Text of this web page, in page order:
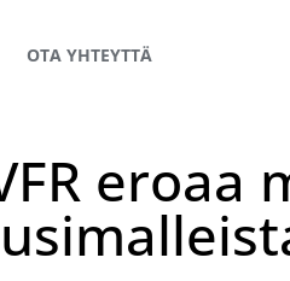
OTA YHTEYTTÄ
eroaa